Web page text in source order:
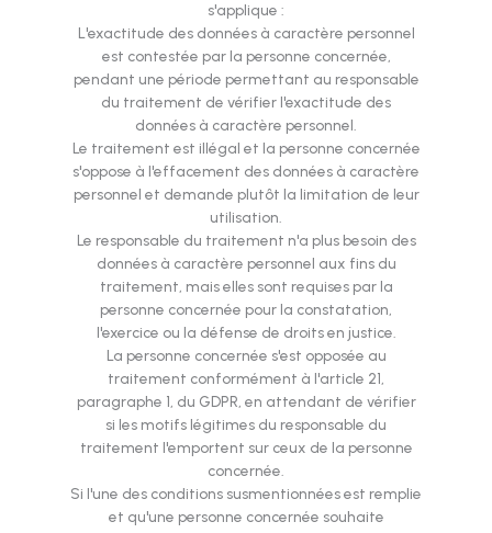
s'applique :
L'exactitude des données à caractère personnel
est contestée par la personne concernée,
pendant une période permettant au responsable
du traitement de vérifier l'exactitude des
données à caractère personnel.
Le traitement est illégal et la personne concernée
s'oppose à l'effacement des données à caractère
personnel et demande plutôt la limitation de leur
utilisation.
Le responsable du traitement n'a plus besoin des
données à caractère personnel aux fins du
traitement, mais elles sont requises par la
personne concernée pour la constatation,
l'exercice ou la défense de droits en justice.
La personne concernée s'est opposée au
traitement conformément à l'article 21,
paragraphe 1, du GDPR, en attendant de vérifier
si les motifs légitimes du responsable du
traitement l'emportent sur ceux de la personne
concernée.
Si l'une des conditions susmentionnées est remplie
et qu'une personne concernée souhaite